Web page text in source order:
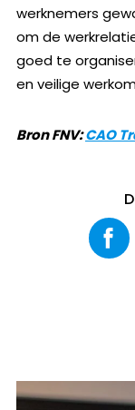
werknemers
om de
goed te
en veilige
Bron FNV:CAO